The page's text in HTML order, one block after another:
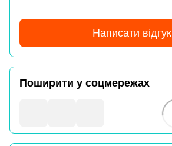
Написати відгук
Поширити у соцмережах